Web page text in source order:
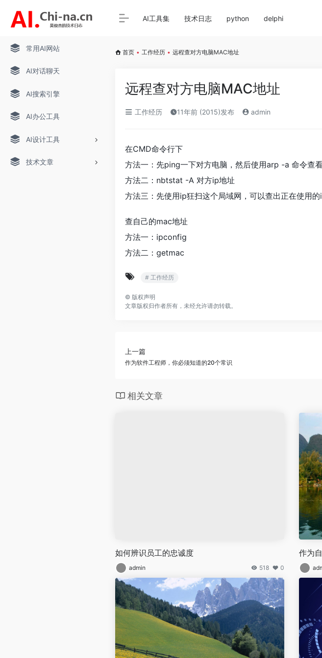
常用AI网站
AI对话聊天
AI搜索引擎
AI办公工具
AI设计工具
技术文章
AI工具集 技术日志 python delphi
首页 • 工作经历 • 远程查对方电脑MAC地址
远程查对方电脑MAC地址
工作经历 11年前 (2015)发布 admin
在CMD命令行下
方法一：先ping一下对方电脑，然后使用arp -a 命令查
方法二：nbtstat -A 对方ip地址
方法三：先使用ip狂扫这个局域网，可以查出正在使用的
查自己的mac地址
方法一：ipconfig
方法二：getmac
# 工作经历
© 版权声明
文章版权归作者所有，未经允许请勿转载。
上一篇
作为软件工程师，你必须知道的20个常识
相关文章
如何辨识员工的忠诚度
admin 518 0
作为